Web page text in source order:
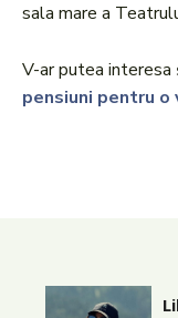
sala mare a
V-ar putea
pensiuni pentru o